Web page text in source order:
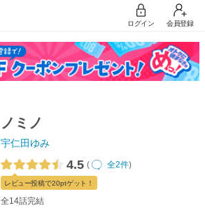
ログイン 会員登録
ノミノ
宇仁田ゆみ
4.5 ( 全2件)
レビュー投稿で20ptゲット！
全14話完結